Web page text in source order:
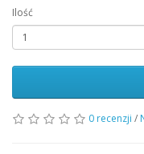
Ilość
0 recenzji /